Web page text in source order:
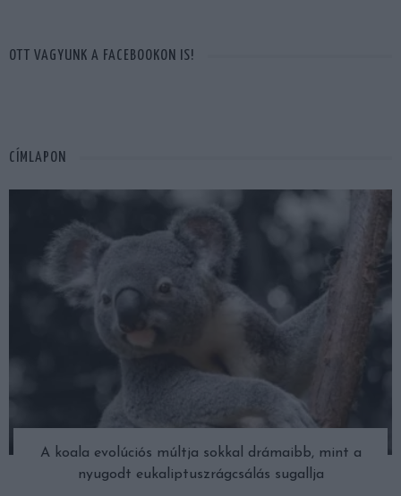
OTT VAGYUNK A FACEBOOKON IS!
CÍMLAPON
A koala evolúciós múltja sokkal drámaibb, mint a
nyugodt eukaliptuszrágcsálás sugallja